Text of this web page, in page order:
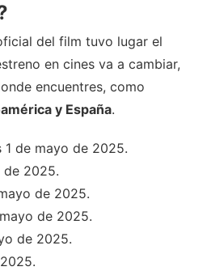
del film tuvo lugar el
en cines va a cambiar,
encuentres, como
y España.
1 de mayo de 2025.
de 2025.
de 2025.
de 2025.
de 2025.